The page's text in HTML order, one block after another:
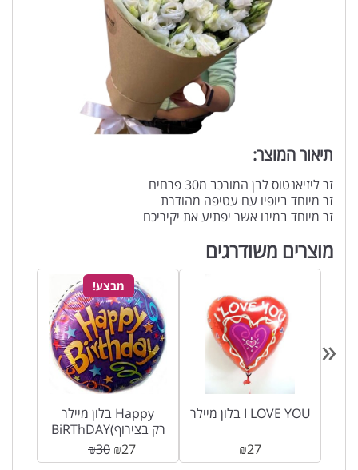
תיאור המוצר:
זר ליזיאנטוס לבן המורכב מ30 פרחים
זר מיוחד ביופיו עם עטיפה מהודרת
זר מיוחד במינו אשר יפתיע את יקיריכם
מוצרים משודרגים
מבצע!
בלון מיילר Happy
BiRThDAY(רק בצירוף
לזר פרחים)
₪30 ₪27
בלון מיילר I LOVE YOU
₪27
«